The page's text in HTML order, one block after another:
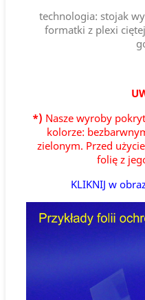
technologia: stojak
formatki z plexi
*) Nasze wyroby
kolorze:
zielonym. Przed
folię z
KLIKNIJ w